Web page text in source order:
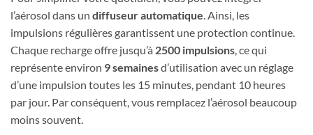
l’aérosol dans un diffuseur automatique. Ainsi, les
impulsions régulières garantissent une protection continue.
Chaque recharge offre jusqu’à 2500 impulsions, ce qui
représente environ 9 semainesd’utilisation avec un réglage
d’une impulsion toutes les 15 minutes, pendant 10 heures
par jour. Par conséquent, vous remplacez l’aérosol beaucoup
moins souvent.